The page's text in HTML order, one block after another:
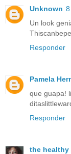
Unknown
Un look
Responder
Pamela
que guapa!
Responder
the